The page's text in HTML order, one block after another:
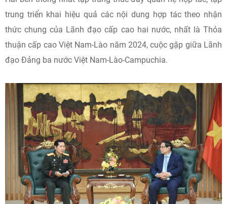
trung triển khai hiệu quả các nội dung hợp tác theo nhận
thức chung của Lãnh đạo cấp cao hai nước, nhất là Thỏa
thuận cấp cao Việt Nam-Lào năm 2024, cuộc gặp giữa Lãnh
đạo Đảng ba nước Việt Nam-Lào-Campuchia.